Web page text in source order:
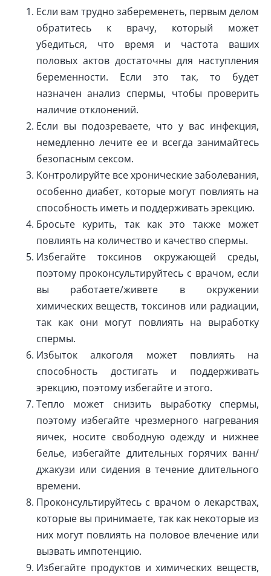
Если вам трудно забеременеть, первым делом
обратитесь к врачу, который может
убедиться, что время и частота ваших
половых актов достаточны для наступления
беременности. Если это так, то будет
назначен анализ спермы, чтобы проверить
наличие отклонений.
Если вы подозреваете, что у вас инфекция,
немедленно лечите ее и всегда занимайтесь
безопасным сексом.
Контролируйте все хронические заболевания,
особенно диабет, которые могут повлиять на
способность иметь и поддерживать эрекцию.
Бросьте курить, так как это также может
повлиять на количество и качество спермы.
Избегайте токсинов окружающей среды,
поэтому проконсультируйтесь с врачом, если
вы работаете/живете в окружении
химических веществ, токсинов или радиации,
так как они могут повлиять на выработку
спермы.
Избыток алкоголя может повлиять на
способность достигать и поддерживать
эрекцию, поэтому избегайте и этого.
Тепло может снизить выработку спермы,
поэтому избегайте чрезмерного нагревания
яичек, носите свободную одежду и нижнее
белье, избегайте длительных горячих ванн/
джакузи или сидения в течение длительного
времени.
Проконсультируйтесь с врачом о лекарствах,
которые вы принимаете, так как некоторые из
них могут повлиять на половое влечение или
вызвать импотенцию.
Избегайте продуктов и химических веществ,